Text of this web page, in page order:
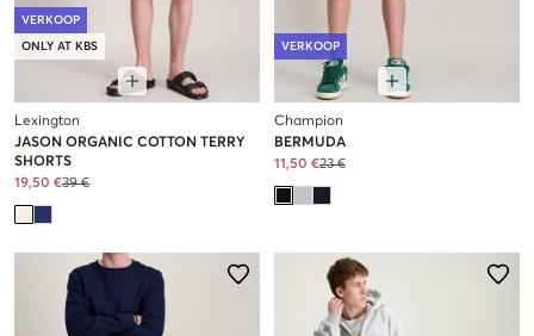
VERKOOP
ONLY AT KBS
Lexington
JASON ORGANIC COTTON TERRY
SHORTS
19,50 €39 €
VERKOOP
Champion
BERMUDA
11,50 €23 €